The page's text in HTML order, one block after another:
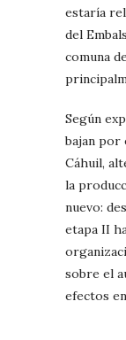
estaría
del
comuna
Según
bajan por
Cáhuil,
la
nuevo:
etapa II
sobre el
efectos